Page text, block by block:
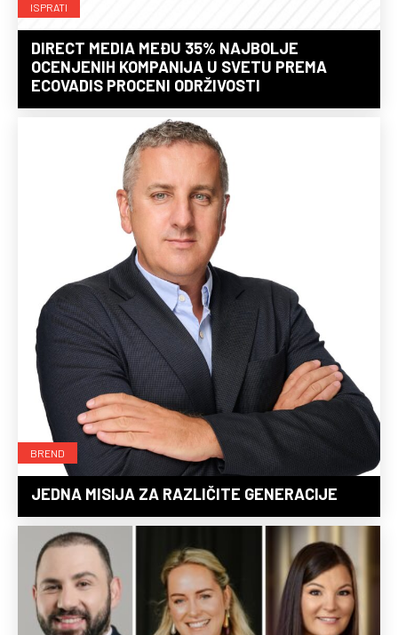
ISPRATI
DIRECT MEDIA MEĐU 35% NAJBOLJE
OCENJENIH KOMPANIJA U SVETU PREMA
ECOVADIS PROCENI ODRŽIVOSTI
BREND
JEDNA MISIJA ZA RAZLIČITE GENERACIJE